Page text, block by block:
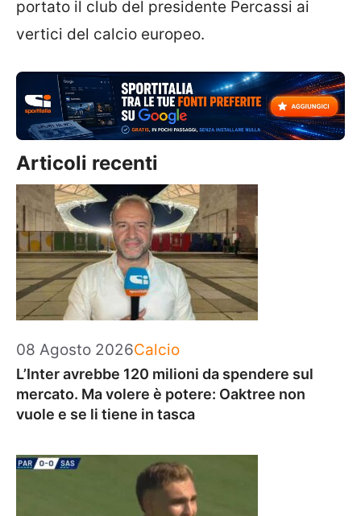
portato il club del presidente Percassi ai
vertici del calcio europeo.
Articoli recenti
08 Agosto 2026Categorie
Calcio
L’Inter avrebbe 120 milioni da spendere sul
mercato. Ma volere è potere: Oaktree non
vuole e se li tiene in tasca